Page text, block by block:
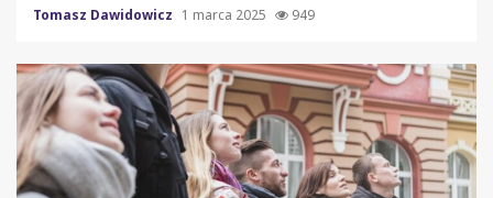
Tomasz Dawidowicz 1 marca 2025 949